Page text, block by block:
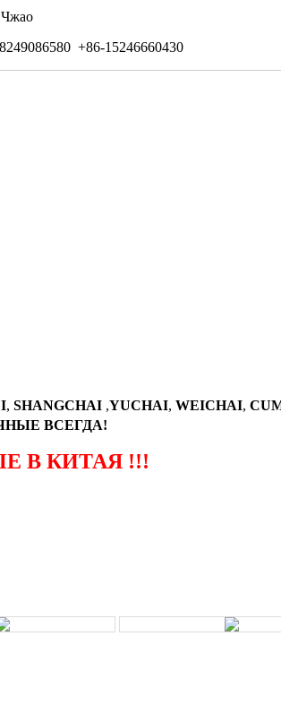
+86-15246660430
, SHANGCHAI ,YUCHAI, WEICHAI,
ВСЕГДА!
В КИТАЯ !!!